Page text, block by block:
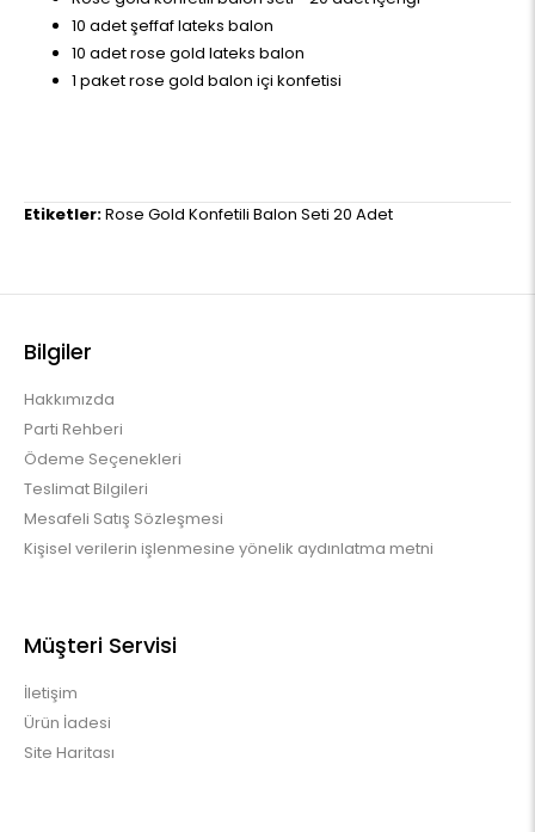
10 adet şeffaf lateks balon
10 adet rose gold lateks balon
1 paket rose gold balon içi konfetisi
Etiketler:Rose Gold Konfetili Balon Seti 20 Adet
Bilgiler
Hakkımızda
Parti Rehberi
Ödeme Seçenekleri
Teslimat Bilgileri
Mesafeli Satış Sözleşmesi
Kişisel verilerin işlenmesine yönelik aydınlatma metni
Müşteri Servisi
İletişim
Ürün İadesi
Site Haritası